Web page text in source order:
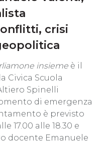
crisi
insieme è il
Civica Scuola
Spinelli
di emergenza
è previsto
17.00 alle 18.30 e
docente Emanuele